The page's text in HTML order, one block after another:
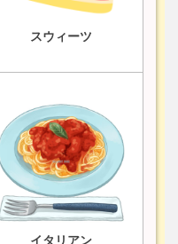
スウィーツ
イタリアン